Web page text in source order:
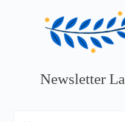
Newsletter